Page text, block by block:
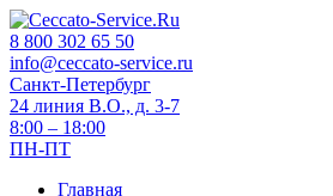
8 800 302 65 50
info@ceccato-service.ru
Санкт-Петербург
24 линия В.О., д. 3-7
8:00 – 18:00
ПН-ПТ
Главная